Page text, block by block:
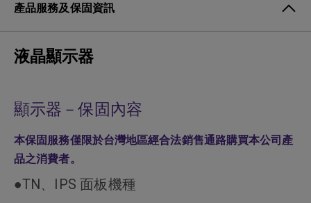
產品服務及保固資訊
液晶顯示器
顯示器－保固內容
本保固服務僅限於台灣地區經合法銷售通路購買本公司產
品之消費者。
●TN、IPS 面板機種